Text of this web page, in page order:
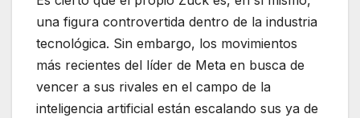
una figura controvertida dentro de la industria
tecnológica. Sin embargo, los movimientos
más recientes del líder de Meta en busca de
vencer a sus rivales en el campo de la
inteligencia artificial están escalando sus ya de